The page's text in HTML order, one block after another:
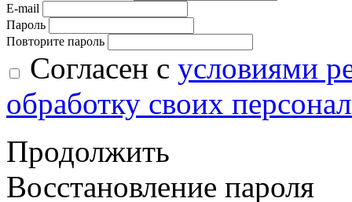
E-mail
Пароль
Повторите пароль
Согласен с условиями
обработку своих
Продолжить
Восстановление пароля